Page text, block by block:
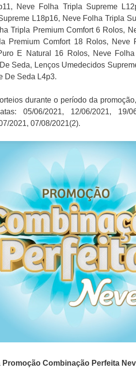
Neve Folha Tripla Supreme
L18p16, Neve Folha Tripla
Tripla Premium Comfort 6 Rolos,
Premium Comfort 18 Rolos, Neve
E Natural 16 Rolos, Neve
Seda, Lenços Umedecidos
De Seda L4p3.
durante o período da
05/06/2021, 12/06/2021, 19/
2021, 07/08/2021(2).
Promoção Combinação Perfeita